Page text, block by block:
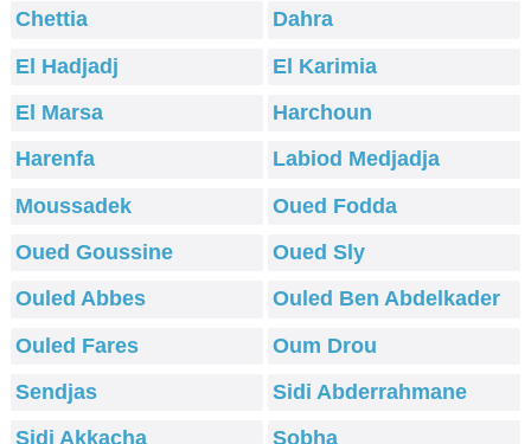
Chettia
Dahra
El Hadjadj
El Karimia
El Marsa
Harchoun
Harenfa
Labiod Medjadja
Moussadek
Oued Fodda
Oued Goussine
Oued Sly
Ouled Abbes
Ouled Ben Abdelkader
Ouled Fares
Oum Drou
Sendjas
Sidi Abderrahmane
Sidi Akkacha
Sobha